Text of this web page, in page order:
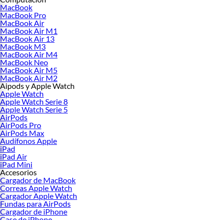
MacBook
Macbook Pro
Macbook Air
iMac
AirPods
AirPods Pro
AirPods Max
Apple Watch
Accesorios Apple
Smartphones:
Celulares
Celulares Samsung
Celulares Huawei
Celulares Xiaomi
Celulares LG
Celulares Motorola
Celulares ZTE
Celulares Reacondicionados
iPhones:
iPhone
iPhone 11
iPhone 12
MacBook
MacBook Pro
MacBook Air
MacBook Air M1
MacBook Air 13
MacBook M3
MacBook Air M4
MacBook Neo
MacBook Air M5
MacBook Air M2
Aipods y Apple Watch
Apple Watch
Apple Watch Serie 8
Apple Watch Serie 5
AirPods
AirPods Pro
AirPods Max
Audífonos Apple
iPad
iPad Air
iPad Mini
Accesorios
Cargador de MacBook
Correas Apple Watch
Cargador Apple Watch
Fundas para AirPods
Cargador de iPhone